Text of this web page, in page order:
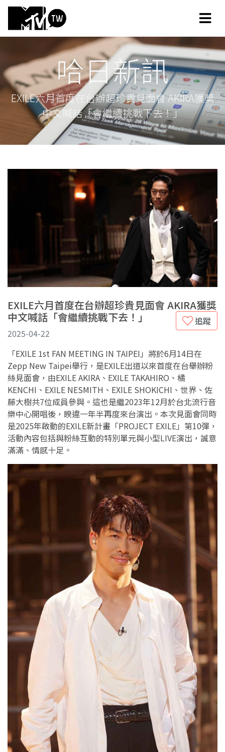
哈日新訊
EXILE六月首度在台辦超珍貴見面會 AKIRA獲獎
中文喊話「會繼續挑戰下去！」
EXILE六月首度在台辦超珍貴見面會 AKIRA獲獎
中文喊話「會繼續挑戰下去！」
追蹤
2025-04-22
「EXILE 1st FAN MEETING IN TAIPEI」將於6月14日在
Zepp New Taipei舉行，是EXILE出道以來首度在台舉辦粉
絲見面會，由EXILE AKIRA、EXILE TAKAHIRO、橘
KENCHI、EXILE NESMITH、EXILE SHOKICHI、世界、佐
藤大樹共7位成員參與。這也是繼2023年12月於台北流行音
樂中心開唱後，睽違一年半再度來台演出。本次見面會同時
是2025年啟動的EXILE新計畫「PROJECT EXILE」第10彈，
活動內容包括與粉絲互動的特別單元與小型LIVE演出，誠意
滿滿、情感十足。